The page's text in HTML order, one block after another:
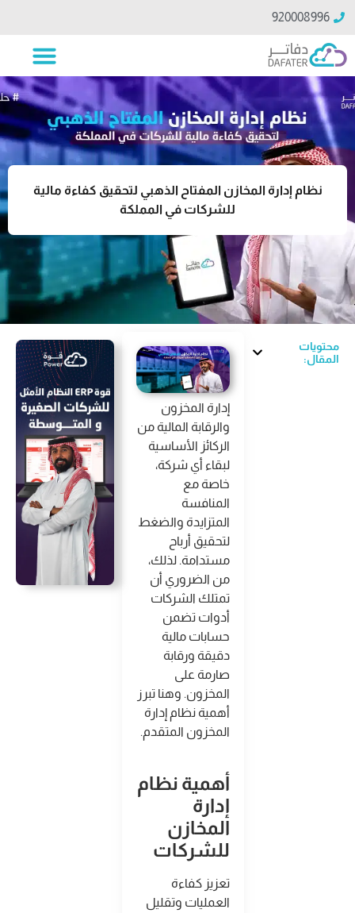
920008996
نظام إدارة المخازن المفتاح الذهبي لتحقيق كفاءة مالية
للشركات في المملكة
محتويات
المقال:
إدارة المخزون
والرقابة المالية من
الركائز الأساسية
لبقاء أي شركة،
خاصة مع
المنافسة
المتزايدة والضغط
لتحقيق أرباح
مستدامة. لذلك،
من الضروري أن
تمتلك الشركات
أدوات تضمن
حسابات مالية
دقيقة ورقابة
صارمة على
المخزون. وهنا تبرز
أهمية نظام إدارة
المخزون المتقدم.
أهمية نظام
إدارة
المخازن
للشركات
تعزيز كفاءة
العمليات وتقليل